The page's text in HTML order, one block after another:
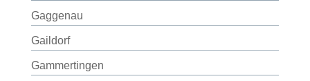
Gaggenau
Gaildorf
Gammertingen